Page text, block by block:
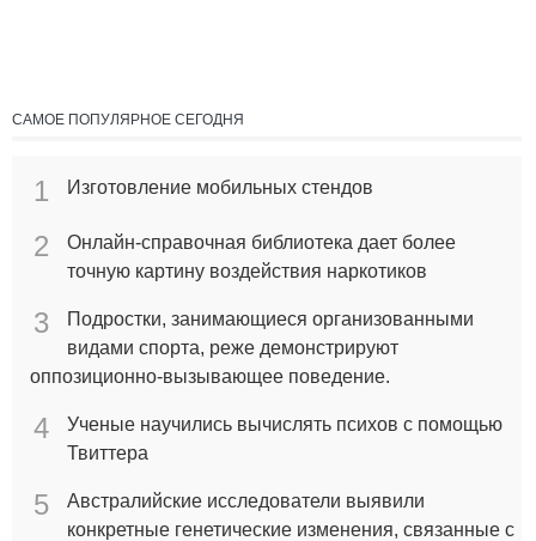
САМОЕ ПОПУЛЯРНОЕ СЕГОДНЯ
1 Изготовление мобильных стендов
2
Онлайн-справочная библиотека дает более
точную картину воздействия наркотиков
3
Подростки, занимающиеся организованными
видами спорта, реже демонстрируют
оппозиционно-вызывающее поведение.
4
Ученые научились вычислять психов с помощью
Твиттера
5
Австралийские исследователи выявили
конкретные генетические изменения, связанные с